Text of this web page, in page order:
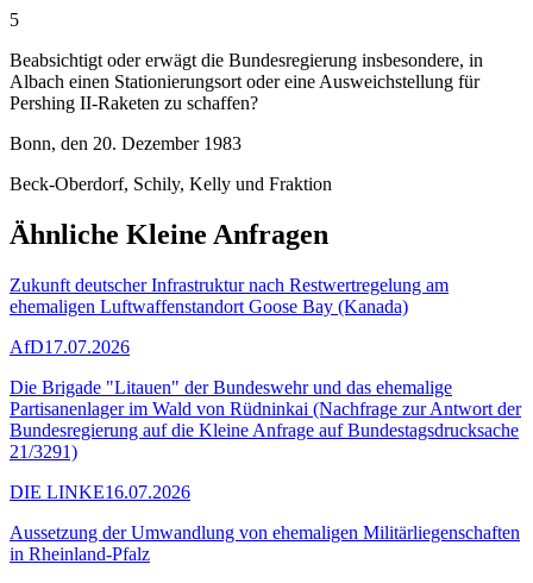
5
Beabsichtigt oder erwägt die Bundesregierung insbesondere, in
Albach einen Stationierungsort oder eine Ausweichstellung für
Pershing II-Raketen zu schaffen?
Bonn, den 20. Dezember 1983
Beck-Oberdorf, Schily, Kelly und Fraktion
Ähnliche Kleine Anfragen
Zukunft deutscher Infrastruktur nach Restwertregelung am
ehemaligen Luftwaffenstandort Goose Bay (Kanada)
AfD17.07.2026
Die Brigade "Litauen" der Bundeswehr und das ehemalige
Partisanenlager im Wald von Rüdninkai (Nachfrage zur Antwort der
Bundesregierung auf die Kleine Anfrage auf Bundestagsdrucksache
21/3291)
DIE LINKE16.07.2026
Aussetzung der Umwandlung von ehemaligen Militärliegenschaften
in Rheinland-Pfalz